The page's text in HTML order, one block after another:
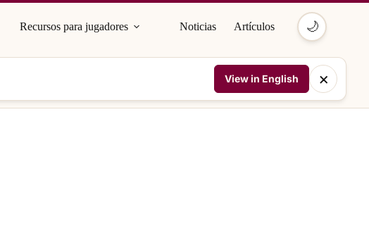
Recursos para jugadores Noticias Artículos 🌙
View in English ×